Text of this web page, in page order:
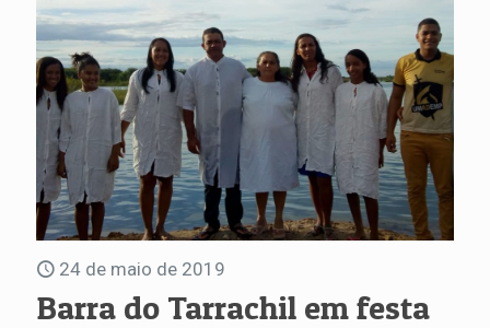
24 de maio de 2019
Barra do Tarrachil em festa